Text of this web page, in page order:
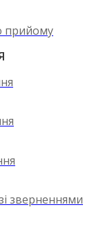
прийому
зверненнями